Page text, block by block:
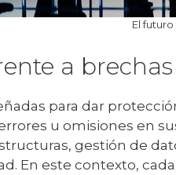
El
a
para dar
u omisiones en
gestión de
En este contexto,